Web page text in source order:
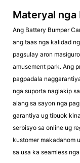
Materyal nga
Ang Battery Bumper
ang taas nga kalidad
pagsulay aron
amusement park. Ang
pagpadala
nga suporta naglakip
alang sa sayon nga
garantiya ug tibuok
serbisyo sa online ug
kustomer makadahom
sa usa ka seamless